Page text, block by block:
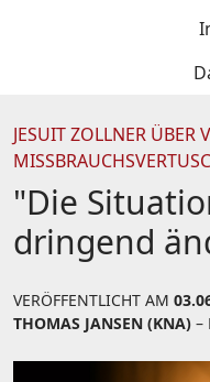
JESUIT ZOLLNER ÜBER
"Die
dringend
VERÖFFENTLICHT AM
THOMAS JANSEN (KNA) –